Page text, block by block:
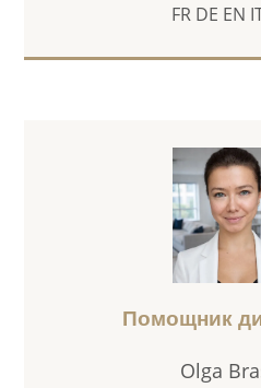
FR DE EN
Помощник
Olga